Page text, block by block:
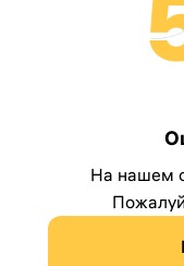
На нашем